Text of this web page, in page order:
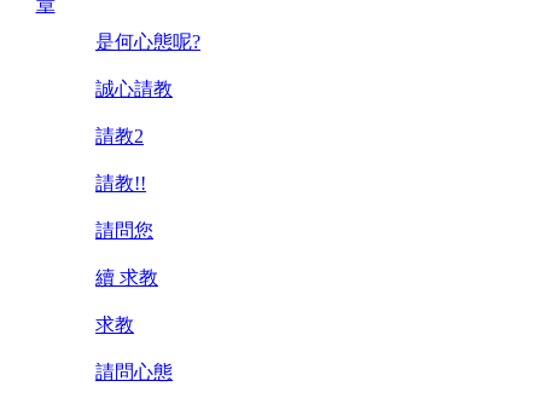
是何心態呢?
誠心請教
請教2
請教!!
請問您
續 求教
求教
請問心態